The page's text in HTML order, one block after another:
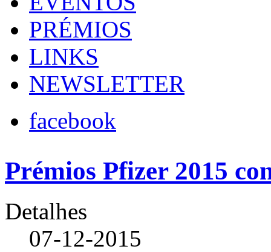
PRÉMIOS
LINKS
NEWSLETTER
facebook
Prémios Pfizer 2015
Detalhes
07-12-2015